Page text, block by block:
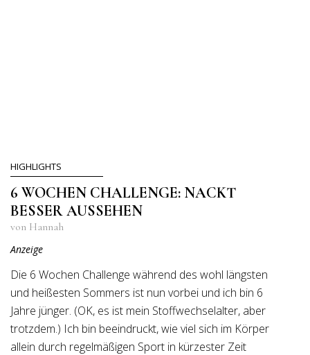
HIGHLIGHTS
6 WOCHEN CHALLENGE: NACKT
BESSER AUSSEHEN
von Hannah
Anzeige
Die 6 Wochen Challenge während des wohl längsten
und heißesten Sommers ist nun vorbei und ich bin 6
Jahre jünger. (OK, es ist mein Stoffwechselalter, aber
trotzdem.) Ich bin beeindruckt, wie viel sich im Körper
allein durch regelmäßigen Sport in kürzester Zeit